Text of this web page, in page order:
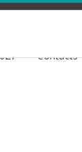
Contacts